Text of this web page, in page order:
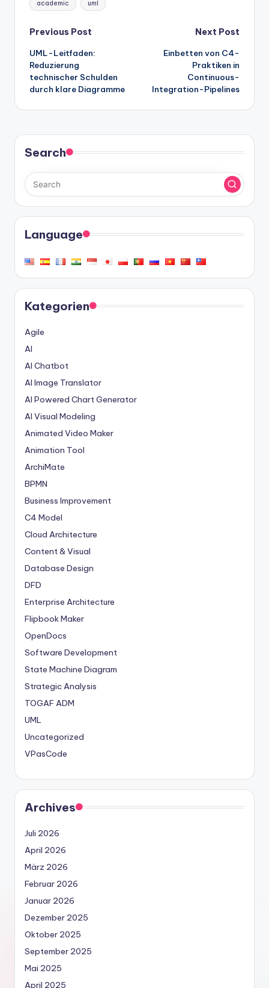
academic uml
Post
navigation
Previous Post
UML-Leitfaden:
Reduzierung
technischer Schulden
durch klare Diagramme
Next Post
Einbetten von C4-
Praktiken in
Continuous-
Integration-Pipelines
Search
Language
Kategorien
Agile
AI
AI Chatbot
AI Image Translator
AI Powered Chart Generator
AI Visual Modeling
Animated Video Maker
Animation Tool
ArchiMate
BPMN
Business Improvement
C4 Model
Cloud Architecture
Content & Visual
Database Design
DFD
Enterprise Architecture
Flipbook Maker
OpenDocs
Software Development
State Machine Diagram
Strategic Analysis
TOGAF ADM
UML
Uncategorized
VPasCode
Archives
Juli 2026
April 2026
März 2026
Februar 2026
Januar 2026
Dezember 2025
Oktober 2025
September 2025
Mai 2025
April 2025